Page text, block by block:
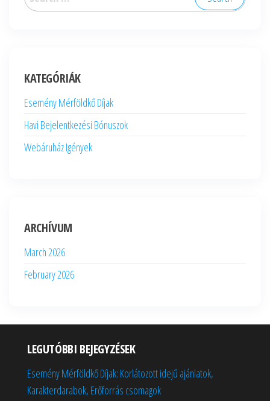
for:
KATEGÓRIÁK
Esemény Mérföldkő Díjak
Havi Bejelentkezési Bónuszok
Webáruház Igények
ARCHÍVUM
March 2026
February 2026
LEGUTÓBBI BEJEGYZÉSEK
Esemény Mérföldkő Díjak: Korlátozott idejű ajánlatok,
Karakterdarabok, Erőforrás csomagok